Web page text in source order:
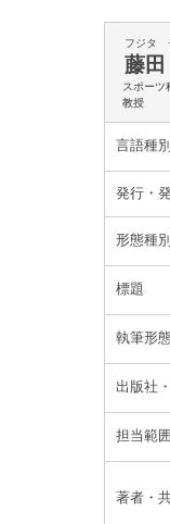
フジタ
藤
スポーツ
教授
言語種別
発行・
形態種別
標題
執筆形
出版社
担当範囲
著者・